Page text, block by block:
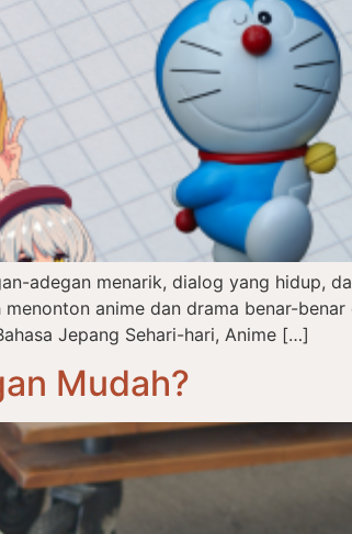
adegan menarik, dialog yang hidup,
anime dan drama benar-
Jepang Sehari-hari, Anime […]
Mudah?